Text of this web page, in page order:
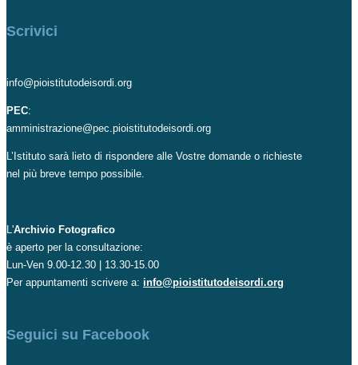
Scrivici
info@pioistitutodeisordi.org
PEC:
amministrazione@pec.pioistitutodeisordi.org
L’Istituto sarà lieto di rispondere alle Vostre domande o richieste
nel più breve tempo possibile.
L'Archivio Fotografico
è aperto per la consultazione:
Lun-Ven 9.00-12.30 | 13.30-15.00
Per appuntamenti scrivere a: info@pioistitutodeisordi.org
Seguici su Facebook